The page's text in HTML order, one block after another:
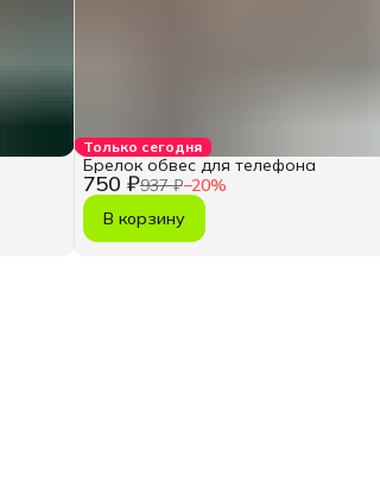
Только сегодня
750 ₽937 ₽−20%
Брелок обвес для телефона
В корзину